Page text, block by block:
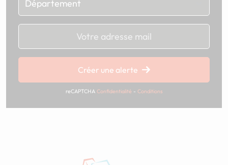
Chargement...
Créer une alerte
reCAPTCHA Confidentialité - Conditions